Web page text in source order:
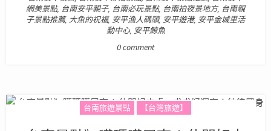
網美景點, 台南安平親子, 台南必玩景點, 台南拍夜景地方, 台南親
子景點推薦, 大魚的祝福, 安平漁人碼頭, 安平遊港, 安平金城里活
動中心, 安平鯨魚
0 comment
台南旅遊景點 【台灣旅遊】